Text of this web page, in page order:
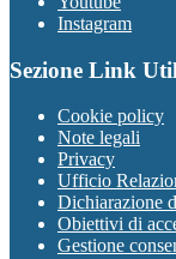
Instagram
Sezione Link
Cookie policy
Note legali
Privacy
Ufficio
Dichiarazione
Obiettivi di
Gestione